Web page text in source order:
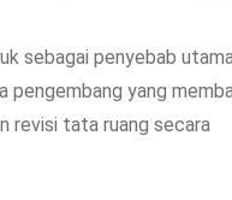
sebagai penyebab
pengembang yang
revisi tata ruang secara